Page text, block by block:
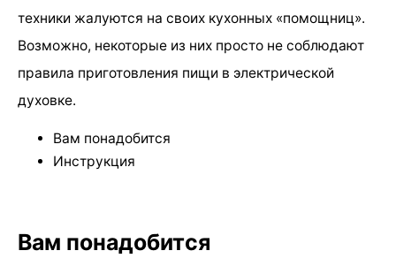
техники жалуются на своих кухонных «помощниц».
Возможно, некоторые из них просто не соблюдают
правила приготовления пищи в электрической
духовке.
Вам понадобится
Инструкция
Вам понадобится